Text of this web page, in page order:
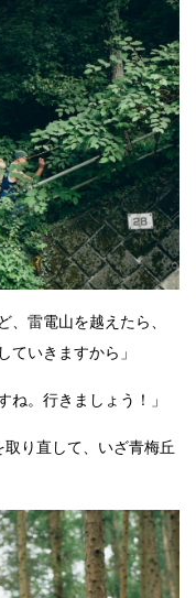
、雷電山を越えたら、
ていきますから」
ね。行きましょう！」
り直して、いざ青梅丘